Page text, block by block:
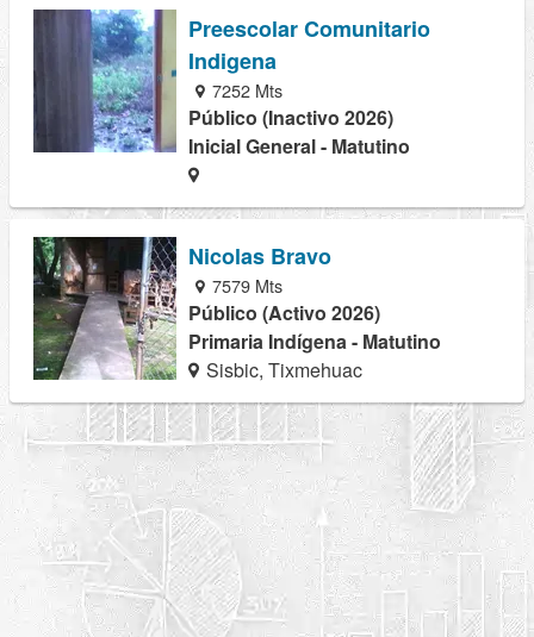
Preescolar Comunitario
Indigena
7252 Mts
Público (Inactivo 2026)
Inicial General - Matutino
Nicolas Bravo
7579 Mts
Público (Activo 2026)
Primaria Indígena - Matutino
Sisbic, Tixmehuac